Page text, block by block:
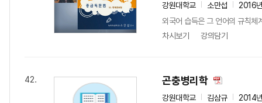
강원대학교 소만섭
2016
외국어 습득은 그 언어의 규칙체
차시보기
강의담기
42. 곤충병리학
강원대학교 김삼규
2014